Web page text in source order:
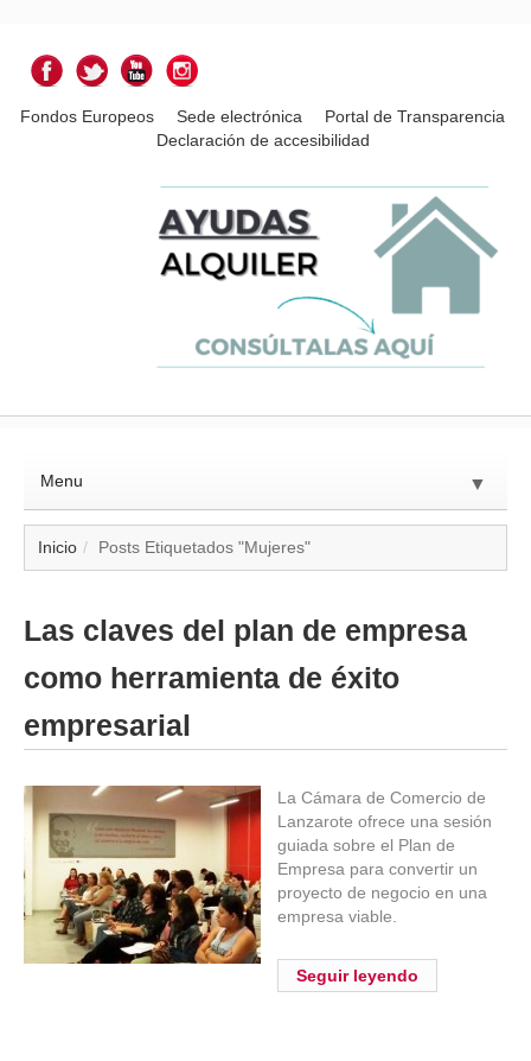
Fondos Europeos Sede electrónica
Portal de Transparencia
Declaración de accesibilidad
Menu ▼
▼
▼
Inicio Posts Etiquetados "Mujeres"
Las claves del plan de empresa
como herramienta de éxito
empresarial
La Cámara de Comercio de
Lanzarote ofrece una sesión
guiada sobre el Plan de
Empresa para convertir un
proyecto de negocio en una
empresa viable.
Seguir leyendo